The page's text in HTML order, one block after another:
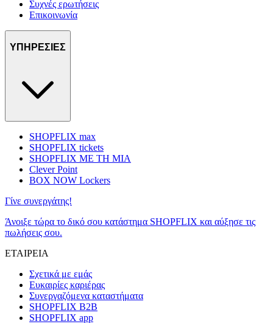
Συχνές ερωτήσεις
Επικοινωνία
ΥΠΗΡΕΣΙΕΣ
SHOPFLIX max
SHOPFLIX tickets
SHOPFLIX ΜΕ ΤΗ ΜΙΑ
Clever Point
BOX NOW Lockers
Γίνε συνεργάτης!
Άνοιξε τώρα το δικό σου κατάστημα SHOPFLIX και αύξησε τις
πωλήσεις σου.
ΕΤΑΙΡΕΙΑ
Σχετικά με εμάς
Ευκαιρίες καριέρας
Συνεργαζόμενα καταστήματα
SHOPFLIX B2B
SHOPFLIX app